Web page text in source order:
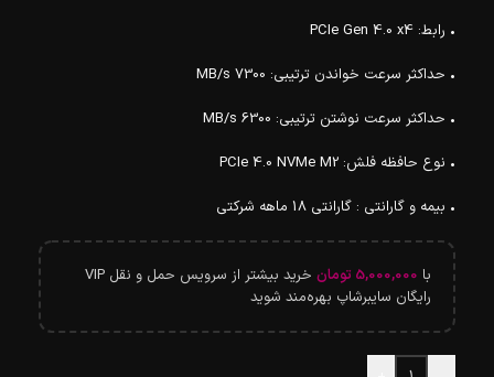
• رابط: PCIe Gen 4.0 x4
• حداکثر سرعت خواندن ترتیبی: 7300 MB/s
• حداکثر سرعت نوشتن ترتیبی: 6300 MB/s
• نوع حافظه فلش: PCIe 4.0 NVMe M2
• بیمه و گارانتی : گارانتی 18 ماهه شرکتی
با 5,000,000 تومان
خرید بیشتر از سرویس حمل و نقل VIP
رایگان سایبرشاپ بهره‌مند شوید